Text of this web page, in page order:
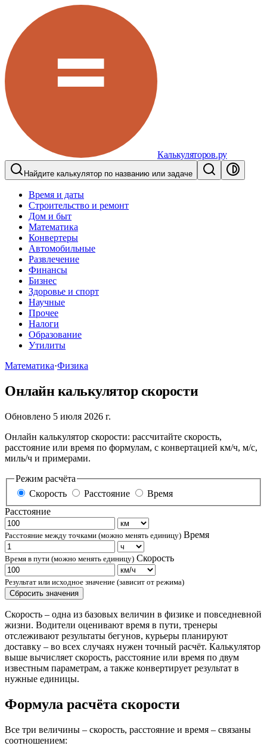
Калькуляторов.ру
Найдите калькулятор по названию или задаче
Время и даты
Строительство и ремонт
Дом и быт
Математика
Конвертеры
Автомобильные
Развлечение
Финансы
Бизнес
Здоровье и спорт
Научные
Прочее
Налоги
Образование
Утилиты
Математика·Физика
Онлайн калькулятор скорости
Обновлено 5 июля 2026 г.
Онлайн калькулятор скорости: рассчитайте скорость,
расстояние или время по формулам, с конвертацией км/ч, м/с,
миль/ч и примерами.
Режим расчёта
Скорость
Расстояние
Время
Расстояние
Расстояние между точками (можно менять единицу) Время
Время в пути (можно менять единицу) Скорость
Результат или исходное значение (зависит от режима)
Сбросить значения
Скорость – одна из базовых величин в физике и повседневной
жизни. Водители оценивают время в пути, тренеры
отслеживают результаты бегунов, курьеры планируют
доставку – во всех случаях нужен точный расчёт. Калькулятор
выше вычисляет скорость, расстояние или время по двум
известным параметрам, а также конвертирует результат в
нужные единицы.
Формула расчёта скорости
Все три величины – скорость, расстояние и время – связаны
соотношением: